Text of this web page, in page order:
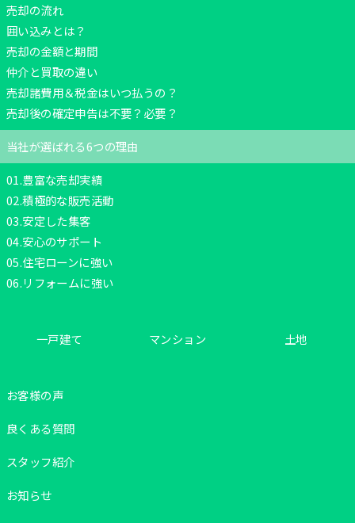
売却の流れ
囲い込みとは？
売却の金額と期間
仲介と買取の違い
売却諸費用＆税金はいつ払うの？
売却後の確定申告は不要？必要？
当社が選ばれる6つの理由
01.豊富な売却実績
02.積極的な販売活動
03.安定した集客
04.安心のサポート
05.住宅ローンに強い
06.リフォームに強い
一戸建て マンション 土地
お客様の声
良くある質問
スタッフ紹介
お知らせ